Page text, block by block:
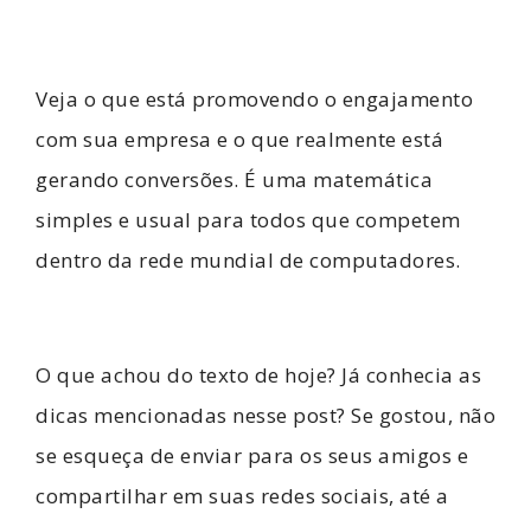
Veja o que está promovendo o engajamento
com sua empresa e o que realmente está
gerando conversões. É uma matemática
simples e usual para todos que competem
dentro da rede mundial de computadores.
O que achou do texto de hoje? Já conhecia as
dicas mencionadas nesse post? Se gostou, não
se esqueça de enviar para os seus amigos e
compartilhar em suas redes sociais, até a